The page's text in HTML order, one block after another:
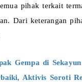
pihak terkait
Dari keterangan
Aktivis Soroti